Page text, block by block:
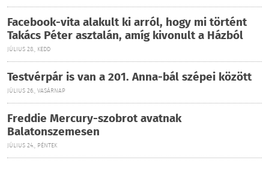
Facebook-vita alakult ki arról, hogy mi történt
Takács Péter asztalán, amíg kivonult a Házból
JÚLIUS 28., KEDD
Testvérpár is van a 201. Anna-bál szépei között
JÚLIUS 26., VASÁRNAP
Freddie Mercury-szobrot avatnak
Balatonszemesen
JÚLIUS 24., PÉNTEK